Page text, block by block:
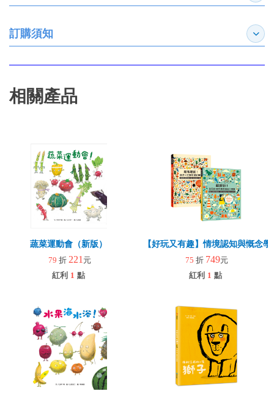
訂購須知 展開
相關產品
蔬菜運動會（新版）
79 折 221 元
紅利 1 點
【好玩又有趣】情境認知與慨念
75 折 749元
紅利 1 點